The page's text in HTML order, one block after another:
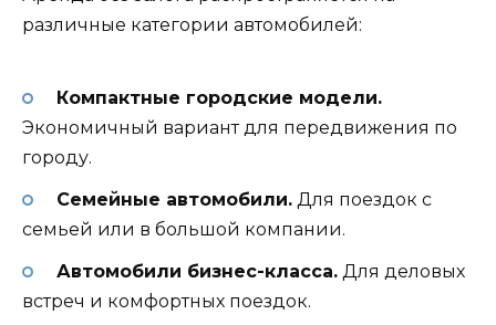
различные категории автомобилей:
Компактные городские модели.
Экономичный вариант для передвижения по
городу.
Семейные автомобили.Для поездок с
семьей или в большой компании.
Автомобили бизнес-класса.Для деловых
встреч и комфортных поездок.